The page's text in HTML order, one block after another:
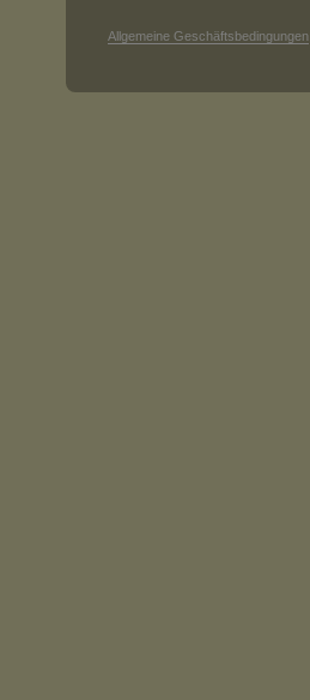
Allgemeine Geschäftsbedingungen